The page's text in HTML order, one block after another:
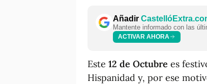
Añadir
Mantente informado con las
ACTIVAR AHORA
Este 12 de Octubre es
Hispanidad y, por ese